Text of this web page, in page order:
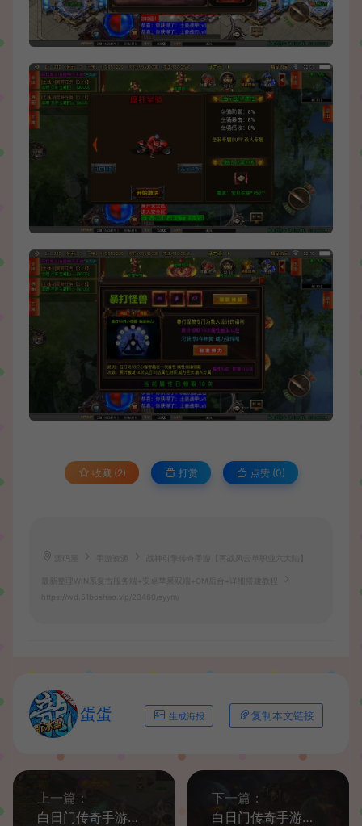
收藏 (2) 打赏 点赞 (0)
手游资源 战神引擎传奇手游【再战风云单职业六大陆】
最新整理WIN系复古服务端+安卓苹果双端+GM后台+详细搭建教程
https://wd.51boshao.vip/23460/syym/
蛋蛋 生成海报 复制本文链接
上一篇：
白日门传奇手游【神戒传奇】最新整理Win系特色服务端+安卓+GM后台+详细搭建教程
下一篇：
白日门传奇手游【烈火剑圣】最新整理Win系特色服务端+安卓+GM后台+详细搭建教程